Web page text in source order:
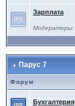
Зарплата
Модераторы:
Парус 7
Форум
Бухгалтерия